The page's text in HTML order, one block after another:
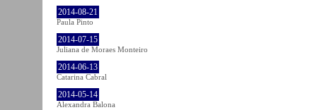
2014-08-21
Paula Pinto
2014-07-15
Juliana de Moraes Monteiro
2014-06-13
Catarina Cabral
2014-05-14
Alexandra Balona